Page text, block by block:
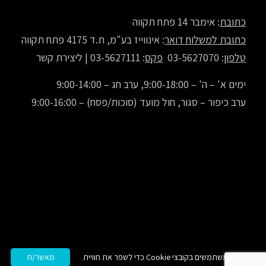
כתובת: אימבר 14 פתח תקווה
כתובת למשלוח דואר: אינווייז בע"מ, ת.ד 4175 פתח תקווה
טלפון: 03-5627070 פקס: 03-5627111 |
ליצירת קשר
ימים א' – ה' – 9:00-18:00, ערב חג – 9:00-14:00
ערב כיפור – סגור, חול מועד (סוכות/פסח) – 9:00-16:00
מאשר/ת
אנו משתמשים בקובצי Cookie כדי לשפר את חוויית